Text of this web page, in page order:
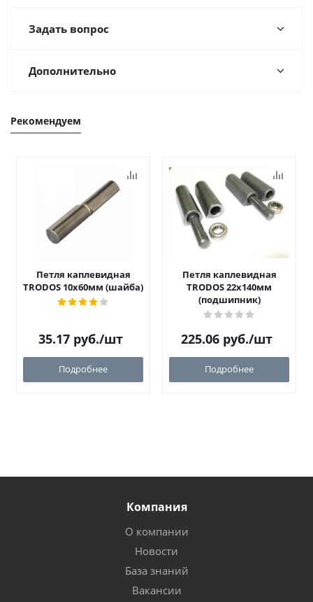
Задать вопрос
Дополнительно
Рекомендуем
Петля каплевидная
TRODOS 10х60мм (шайба)
35.17 руб./шт
Подробнее
Петля каплевидная
TRODOS 22х140мм
(подшипник)
225.06 руб./шт
Подробнее
Компания
О компании
Новости
База знаний
Вакансии